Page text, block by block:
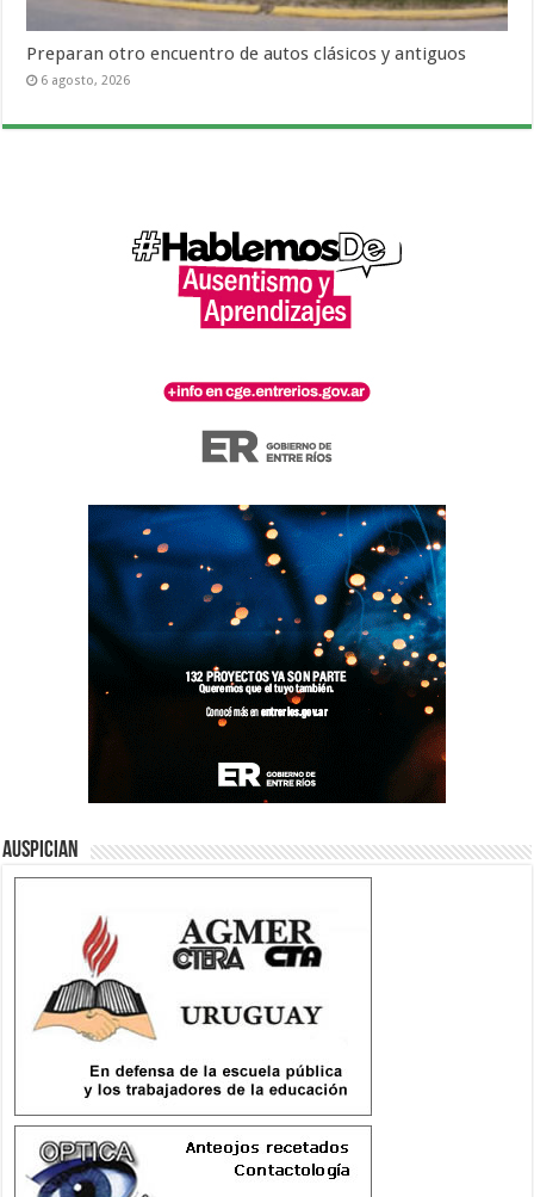
Preparan otro encuentro de autos clásicos y antiguos
6 agosto, 2026
Auspician